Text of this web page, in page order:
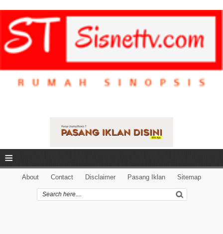
≡
About Contact Disclaimer Pasang Iklan Sitemap